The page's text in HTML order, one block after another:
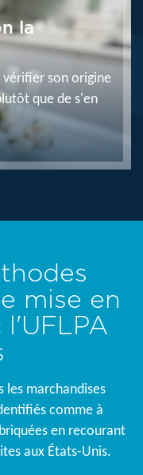
la
son origine
que de s'en
mise en
les marchandises
comme à
en recourant
aux États-Unis.